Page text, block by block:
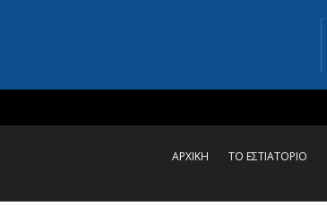
ΑΡΧΙΚΗ ΤΟ ΕΣΤΙΑΤΟΡΙΟ